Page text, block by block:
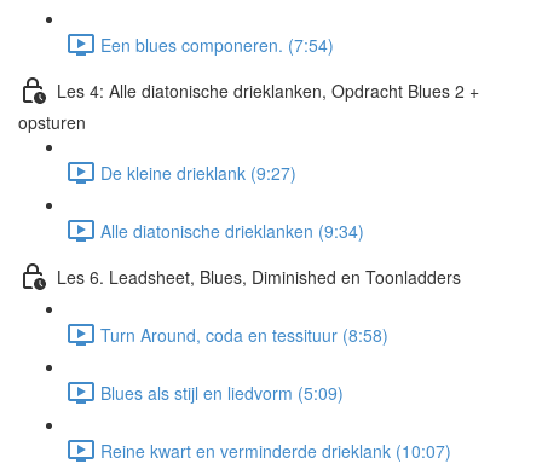
Een blues componeren. (7:54)
Les 4: Alle diatonische drieklanken, Opdracht Blues 2 +
opsturen
De kleine drieklank (9:27)
Alle diatonische drieklanken (9:34)
Les 6. Leadsheet, Blues, Diminished en Toonladders
Turn Around, coda en tessituur (8:58)
Blues als stijl en liedvorm (5:09)
Reine kwart en verminderde drieklank (10:07)